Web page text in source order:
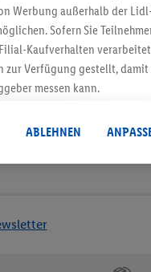
Werbung außerhalb der
Sofern Sie
Kaufverhalten
zur Verfügung gestellt, damit
messen kann.
(z.B. über Ihre
- z.B. Alter oder
Dienste hinweg
von Angeboten sowie
ABLEHNEN